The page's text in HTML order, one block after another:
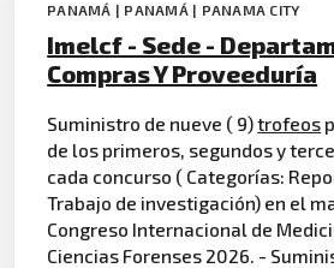
PANAMÁ | PANAMÁ | PANAMA CITY
Imelcf - Sede -
Compras Y Proveeduría
Suministro de nueve ( 9)trofeos
de los primeros, segundos y
cada concurso ( Categorías:
Trabajo de investigación) en el
Congreso Internacional de
Ciencias Forenses 2026. -